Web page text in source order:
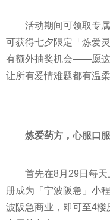
活动期间可领取专
可获得七夕限定「炼爱
有额外抽奖机会——愿这
让所有爱情难题都有温
炼爱药方，心服口服
首先在8月29日每
册成为「宁波阪急」小
波阪急商业，即可至4楼